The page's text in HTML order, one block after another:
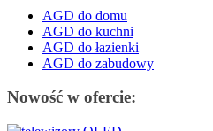
AGD do domu
AGD do kuchni
AGD do łazienki
AGD do zabudowy
Nowość w ofercie: